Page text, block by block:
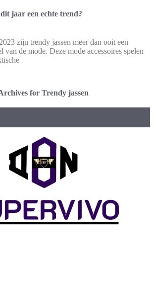
jaar een echte trend?
zijn trendy jassen meer dan ooit een
van de mode. Deze mode accessoires spelen
for Trendy jassen